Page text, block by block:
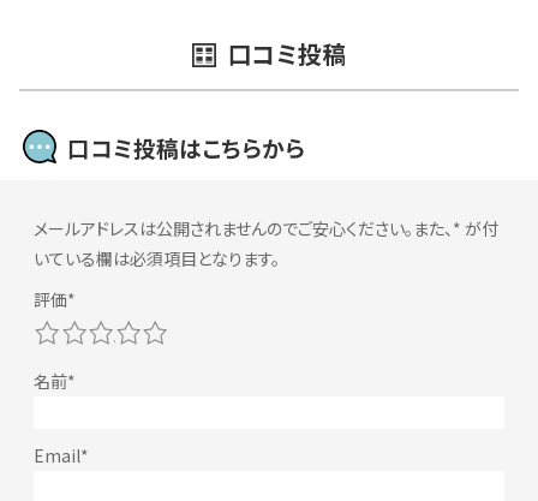
口コミ投稿
口コミ投稿はこちらから
メールアドレスは公開されませんのでご安心ください。また、* が付
いている欄は必須項目となります。
5
4
3
2